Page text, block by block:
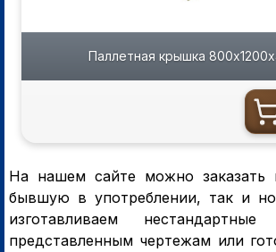
Паллетная крышка
На нашем сайте можно заказать
бывшую в употреблении, так и
изготавливаем
представленным чертежам или